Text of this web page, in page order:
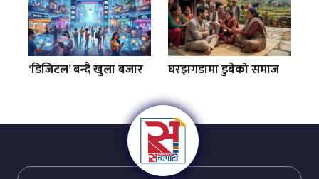
‘डिजिटल’ बन्दै खुला बजार घरझगडामा डुबेको समाज